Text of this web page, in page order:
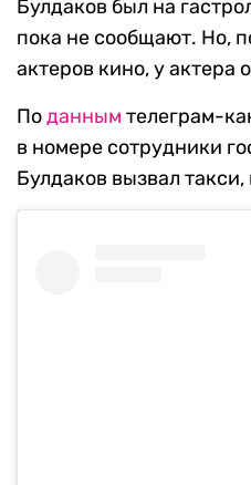
Булдаков был на
пока не сообщают. Но,
актеров кино, у актера
Поданным телеграм-
в номере сотрудники
Булдаков вызвал